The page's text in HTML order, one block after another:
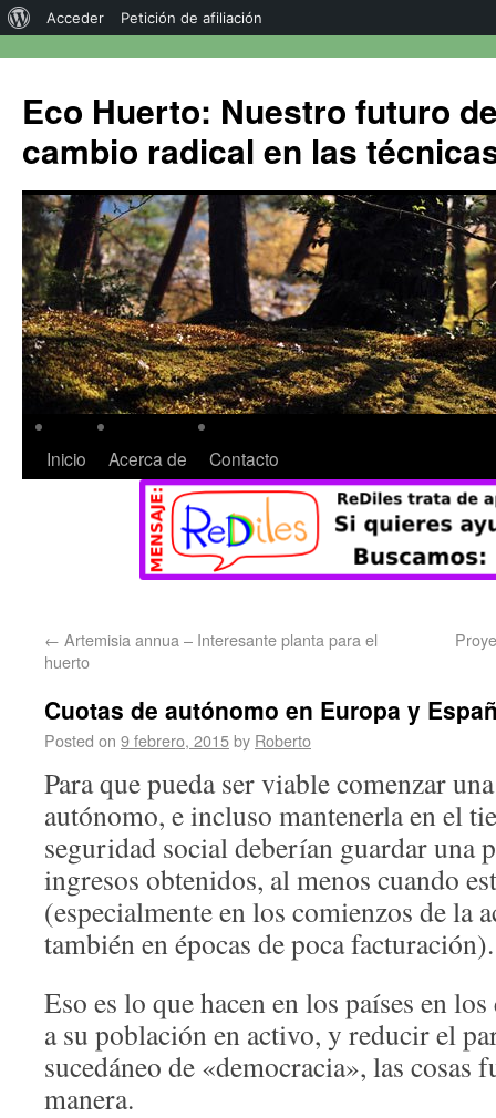
Eco Huerto: Nuestro futuro
cambio radical en las
Inicio Acerca de Contacto
← Artemisia annua – Interesante planta para el
huerto
Cuotas de autónomo en Europa y
Posted on 9 febrero, 2015by Roberto
Para que pueda ser viable comenzar
autónomo, e incluso mantenerla en el
seguridad social deberían guardar una
ingresos obtenidos, al menos cuando
(especialmente en los comienzos de la
también en épocas de poca facturación).
Eso es lo que hacen en los países en
a su población en activo, y reducir el
sucedáneo de «democracia», las cosas
manera.
Acceder Petición de afiliación